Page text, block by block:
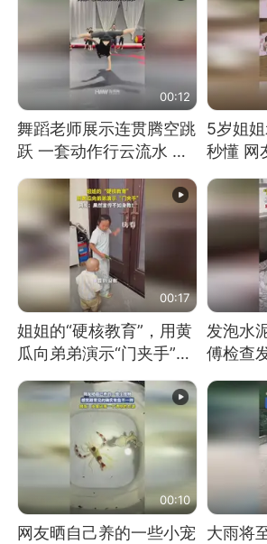
00:12
舞蹈老师展示连贯腾空跳
跃 一套动作行云流水 节
到又舞又武的？
5岁姐
秒懂 网
00:17
姐姐的“硬核教育”，用黄
瓜向弟弟演示“门夹手”，
教！
发泡水
傅检查
00:10
网友晒自己养的一些小宠
大雨将